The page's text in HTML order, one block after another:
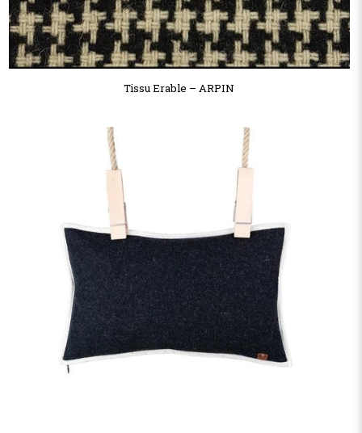
Tissu Erable – ARPIN